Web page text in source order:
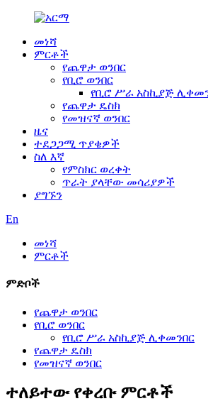
መነሻ
ምርቶች
የጨዋታ ወንበር
የቢሮ ወንበር
የቢሮ ሥራ አስኪያጅ
የጨዋታ ዴስክ
የመዝናኛ ወንበር
ዜና
ተደጋጋሚ ጥያቄዎች
ስለ እኛ
የምስክር ወረቀት
ጥራት ያላቸው መሳሪያዎች
ያግኙን
En
መነሻ
ምርቶች
ምድቦች
የጨዋታ ወንበር
የቢሮ ወንበር
የቢሮ ሥራ አስኪያጅ ሊቀመንበር
የጨዋታ ዴስክ
የመዝናኛ ወንበር
ተለይተው የቀረቡ ምርቶች